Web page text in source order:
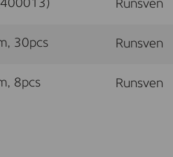
Runsven
30pcs Runsven
8pcs Runsven